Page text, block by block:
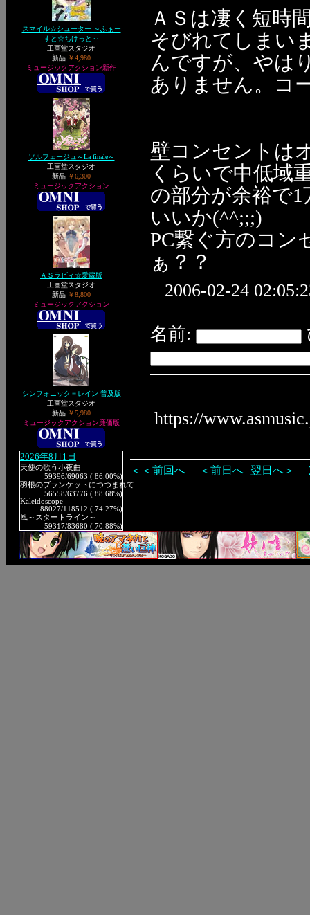
スマイル☆シューター ～ふぁー
すと☆ちけっと～
工画堂スタジオ
新品 ￥4,980
ミュージックアクション新作
ソルフェージュ～La finale～
工画堂スタジオ
新品 ￥6,300
ミュージックアクション
ＡＳラビィ☆愛蔵版
工画堂スタジオ
新品 ￥8,800
ミュージックアクション
シンフォニック＝レイン 普及版
工画堂スタジオ
新品 ￥5,980
ミュージックアクション廉価版
2026年8月1日
天使の歌う小夜曲
59396/69063 ( 86.00%)
羽根のブランケットにつつまれて
56558/63776 ( 88.68%)
Kaleidoscope
88027/118512 ( 74.27%)
風～スタートライン～
59317/83680 ( 70.88%)
ＡＳは凄く短時
そびれてしまい
んですが、やは
ありません。コ
壁コンセントは
くらいで中低域
の部分が余裕で
いいか(^^;;;)
PC繋ぐ方のコン
ぁ？？
2006-02-24
名前:
https://
＜＜前回へ ＜前日へ 翌日へ＞